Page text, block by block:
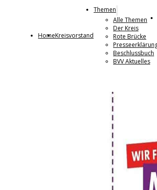
HomeKreisvorstand
Themen
Alle Themen
Der Kreis
Rote Brücke
Beschlussbuch
BVV Aktuelles